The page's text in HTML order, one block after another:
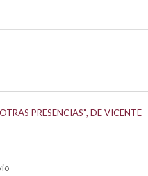
PRESENCIAS”, DE VICENTE